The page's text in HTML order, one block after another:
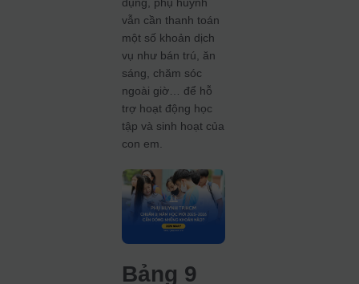
vẫn cần thanh toán
một số khoản dịch
vụ như bán trú, ăn
sáng, chăm sóc
ngoài giờ… để hỗ
trợ hoạt động học
tập và sinh hoạt của
con em.
Bảng 9